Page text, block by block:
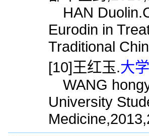
HAN
Eurodin in
Traditional
[10]王红玉.大
WANG
University